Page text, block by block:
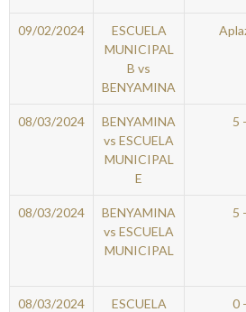
09/02/2024
ESCUELA
MUNICIPAL
B vs
BENYAMINA
08/03/2024
BENYAMINA
vs ESCUELA
MUNICIPAL
E
5
08/03/2024
BENYAMINA
vs ESCUELA
MUNICIPAL
5
08/03/2024
ESCUELA
0